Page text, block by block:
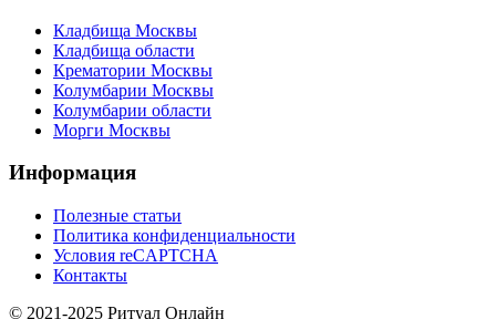
Кладбища Москвы
Кладбища области
Крематории Москвы
Колумбарии Москвы
Колумбарии области
Морги Москвы
Информация
Полезные статьи
Политика конфиденциальности
Условия reCAPTCHA
Контакты
© 2021-2025 Ритуал Онлайн